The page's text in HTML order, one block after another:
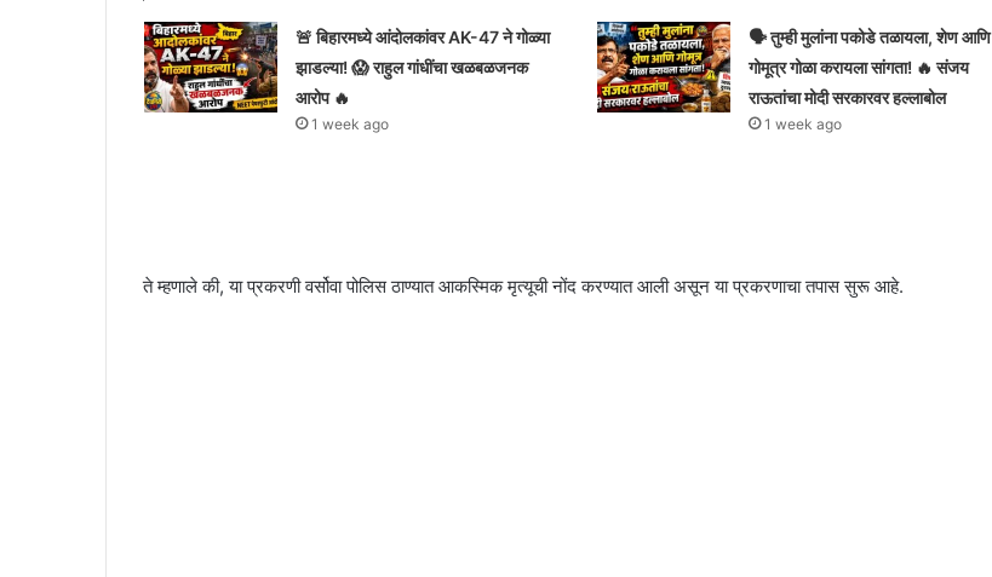
🚨 बिहारमध्ये आंदोलकांवर AK-47 ने गोळ्या
झाडल्या! 😱 राहुल गांधींचा खळबळजनक
आरोप 🔥
1 week ago
🗣️ तुम्ही मुलांना पकोडे तळायला, शेण आणि
गोमूत्र गोळा करायला सांगता! 🔥 संजय
राऊतांचा मोदी सरकारवर हल्लाबोल
1 week ago
ते म्हणाले की, या प्रकरणी वर्सोवा पोलिस ठाण्यात आकस्मिक मृत्यूची नोंद करण्यात आली असून या प्रकरणाचा तपास सुरू आहे.